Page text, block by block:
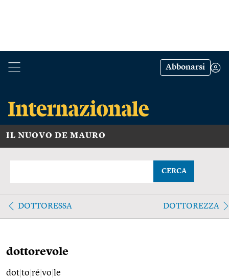
Abbonarsi
IL NUOVO DE MAURO
CERCA
DOTTORESSA DOTTOREZZA
dottorevole
dot to ré vo le